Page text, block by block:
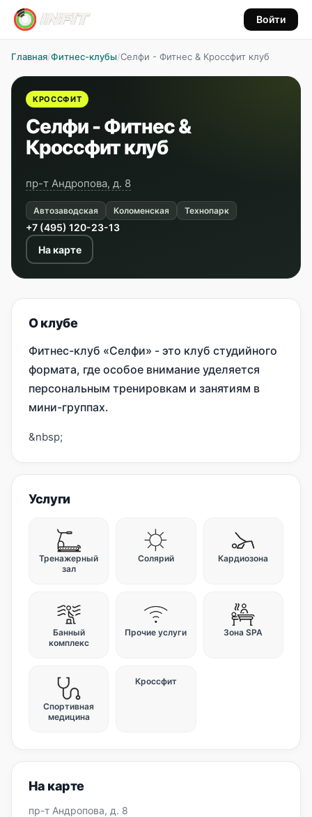
Войти
Главная/Фитнес-клубы/Селфи - Фитнес & Кроссфит клуб
КРОССФИТ
Селфи - Фитнес &
Кроссфит клуб
пр-т Андропова, д. 8
Автозаводская Коломенская Технопарк
+7 (495) 120-23-13
На карте
О клубе
Фитнес-клуб «Селфи» - это клуб студийного
формата, где особое внимание уделяется
персональным тренировкам и занятиям в
мини-группах.
&nbsp;
Услуги
Тренажерный
зал
Солярий Кардиозона
Банный
комплекс
Прочие услуги Зона SPA
Спортивная
медицина
Кроссфит
На карте
пр-т Андропова, д. 8